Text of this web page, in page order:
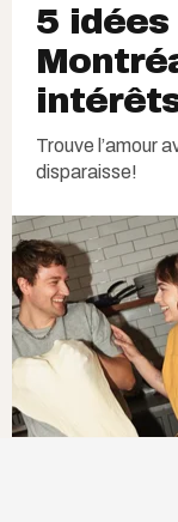
5
Trouve l’amour
disparaisse!